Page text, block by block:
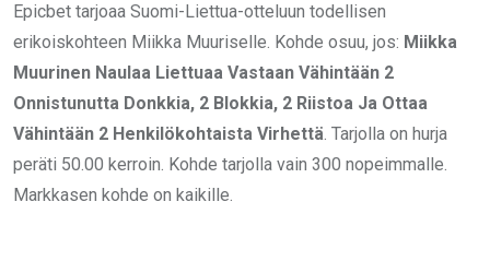
Epicbet tarjoaa Suomi-Liettua-otteluun todellisen
erikoiskohteen Miikka Muuriselle. Kohde osuu, jos: Miikka
Muurinen Naulaa Liettuaa Vastaan Vähintään 2
Onnistunutta Donkkia, 2 Blokkia, 2 Riistoa Ja Ottaa
Vähintään 2 Henkilökohtaista Virhettä. Tarjolla on hurja
peräti 50.00 kerroin. Kohde tarjolla vain 300 nopeimmalle.
Markkasen kohde on kaikille.